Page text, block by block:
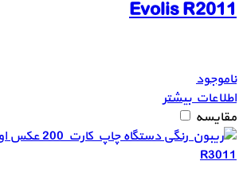
Evolis R2011
ناموجود
اطلاعات بیشتر
مقایسه